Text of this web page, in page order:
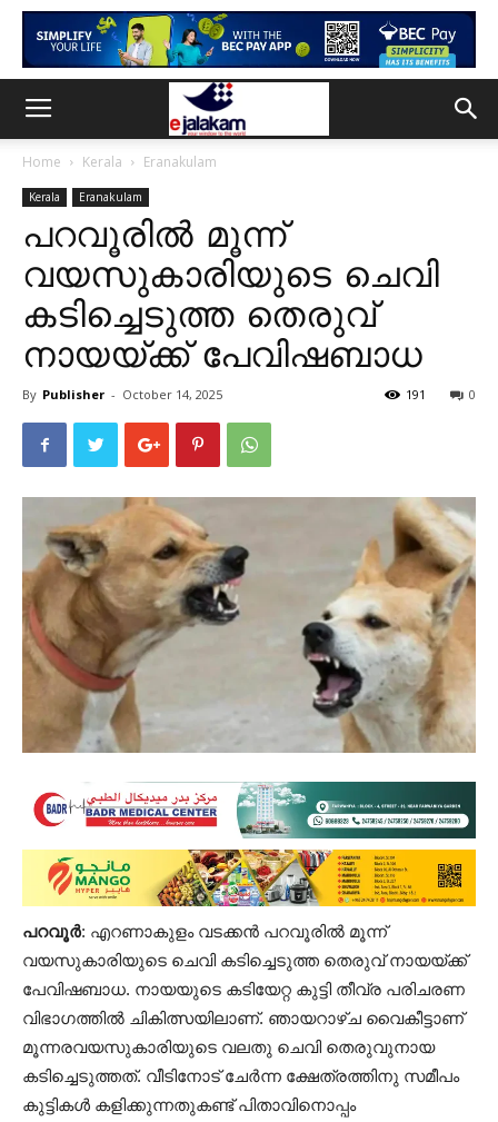
Home Kerala Eranakulam
Kerala Eranakulam
പറവൂരിൽ മൂന്ന്
വയസുകാരിയുടെ ചെവി
കടിച്ചെടുത്ത തെരുവ്
നായയ്ക്ക് പേവിഷബാധ
By Publisher - October 14, 2025 0
191
പറവൂർ: എറണാകുളം വടക്കൻ പറവൂരിൽ മൂന്ന്
വയസുകാരിയുടെ ചെവി കടിച്ചെടുത്ത തെരുവ് നായയ്ക്ക്
പേവിഷബാധ. നായയുടെ കടിയേറ്റ കുട്ടി തീവ്ര പരിചരണ
വിഭാഗത്തിൽ ചികിത്സയിലാണ്. ഞായറാഴ്ച വൈകീട്ടാണ്
മൂന്നരവയസുകാരിയുടെ വലതു ചെവി തെരുവുനായ
കടിച്ചെടുത്തത്. വീടിനോട് ചേർന്ന ക്ഷേത്രത്തിനു സമീപം
കുട്ടികൾ കളിക്കുന്നതുകണ്ട് പിതാവിനൊപ്പം